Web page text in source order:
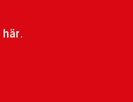
här.